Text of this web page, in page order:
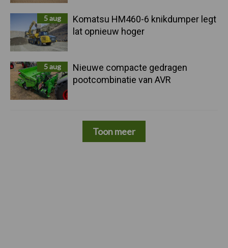
5 aug
Komatsu HM460-6 knikdumper legt
lat opnieuw hoger
5 aug
Nieuwe compacte gedragen
pootcombinatie van AVR
Toon meer